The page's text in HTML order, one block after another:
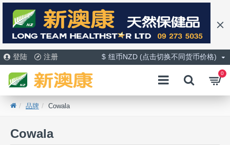
登陆 注册 $ 纽币NZD (点击切换不同货币价格)
0
品牌 Cowala
Cowala